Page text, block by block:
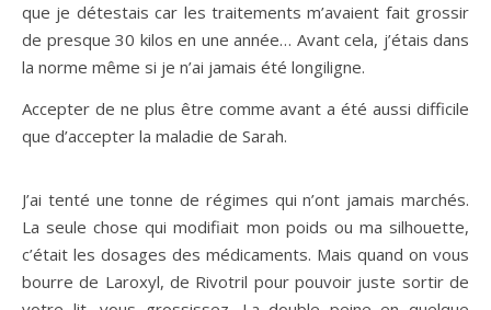
que je détestais car les traitements m’avaient fait grossir
de presque 30 kilos en une année… Avant cela, j’étais dans
la norme même si je n’ai jamais été longiligne.
Accepter de ne plus être comme avant a été aussi difficile
que d’accepter la maladie de Sarah.
J’ai tenté une tonne de régimes qui n’ont jamais marchés.
La seule chose qui modifiait mon poids ou ma silhouette,
c’était les dosages des médicaments. Mais quand on vous
bourre de Laroxyl, de Rivotril pour pouvoir juste sortir de